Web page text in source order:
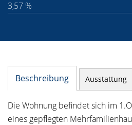
3,57 %
Beschreibung Ausstattung
Die Wohnung befindet sich im
eines gepflegten